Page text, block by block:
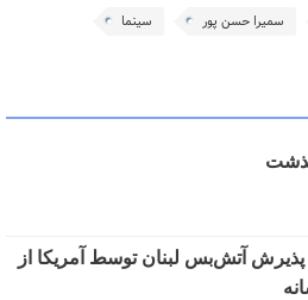
سمیرا حسن پور
سینما
آتش‌بس لبنان توسط آمریکا از